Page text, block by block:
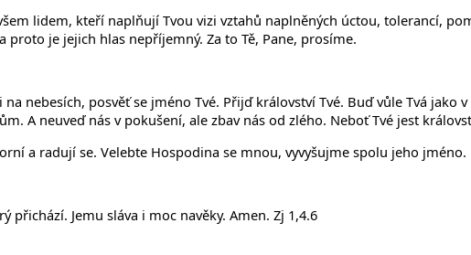
lidem, kteří naplňují Tvou vizi vztahů naplněných úctou, tolerancí,
je jejich hlas nepříjemný. Za to Tě, Pane, prosíme.
nebesích, posvěť se jméno Tvé. Přijď království Tvé. Buď vůle Tvá jako
A neuveď nás v pokušení, ale zbav nás od zlého. Neboť Tvé jest
a radují se. Velebte Hospodina se mnou, vyvyšujme spolu jeho jméno.
Jemu sláva i moc navěky. Amen. Zj 1,4.6